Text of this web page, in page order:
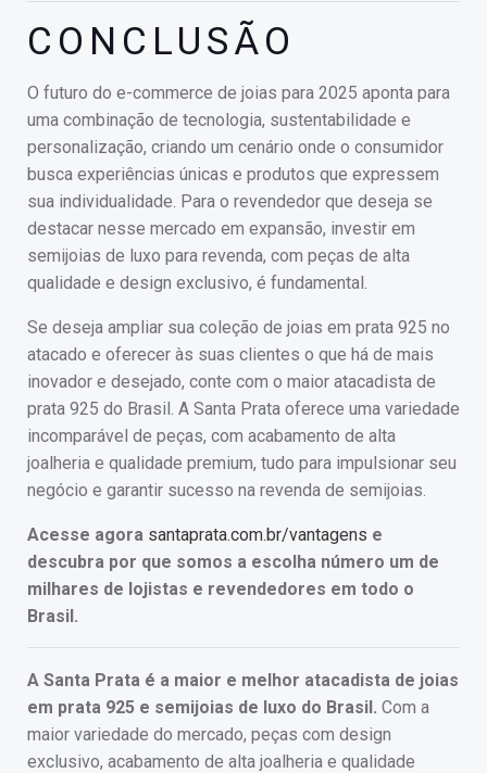
CONCLUSÃO
O futuro do e-commerce de joias para 2025 aponta para
uma combinação de tecnologia, sustentabilidade e
personalização, criando um cenário onde o consumidor
busca experiências únicas e produtos que expressem
sua individualidade. Para o revendedor que deseja se
destacar nesse mercado em expansão, investir em
semijoias de luxo para revenda, com peças de alta
qualidade e design exclusivo, é fundamental.
Se deseja ampliar sua coleção de joias em prata 925 no
atacado e oferecer às suas clientes o que há de mais
inovador e desejado, conte com o maior atacadista de
prata 925 do Brasil. A Santa Prata oferece uma variedade
incomparável de peças, com acabamento de alta
joalheria e qualidade premium, tudo para impulsionar seu
negócio e garantir sucesso na revenda de semijoias.
Acesse agora santaprata.com.br/vantagens e
descubra por que somos a escolha número um de
milhares de lojistas e revendedores em todo o
Brasil.
A Santa Prata é a maior e melhor atacadista de joias
em prata 925 e semijoias de luxo do Brasil. Com a
maior variedade do mercado, peças com design
exclusivo, acabamento de alta joalheria e qualidade